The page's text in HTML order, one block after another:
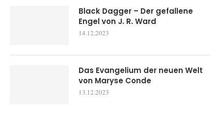
Black Dagger – Der gefallene
Engel von J. R. Ward
14.12.2023
Das Evangelium der neuen Welt
von Maryse Conde
13.12.2023